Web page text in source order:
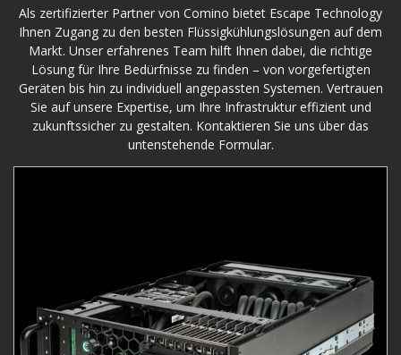
Als zertifizierter Partner von Comino bietet Escape Technology
Ihnen Zugang zu den besten Flüssigkühlungslösungen auf dem
Markt. Unser erfahrenes Team hilft Ihnen dabei, die richtige
Lösung für Ihre Bedürfnisse zu finden – von vorgefertigten
Geräten bis hin zu individuell angepassten Systemen. Vertrauen
Sie auf unsere Expertise, um Ihre Infrastruktur effizient und
zukunftssicher zu gestalten. Kontaktieren Sie uns über das
untenstehende Formular.